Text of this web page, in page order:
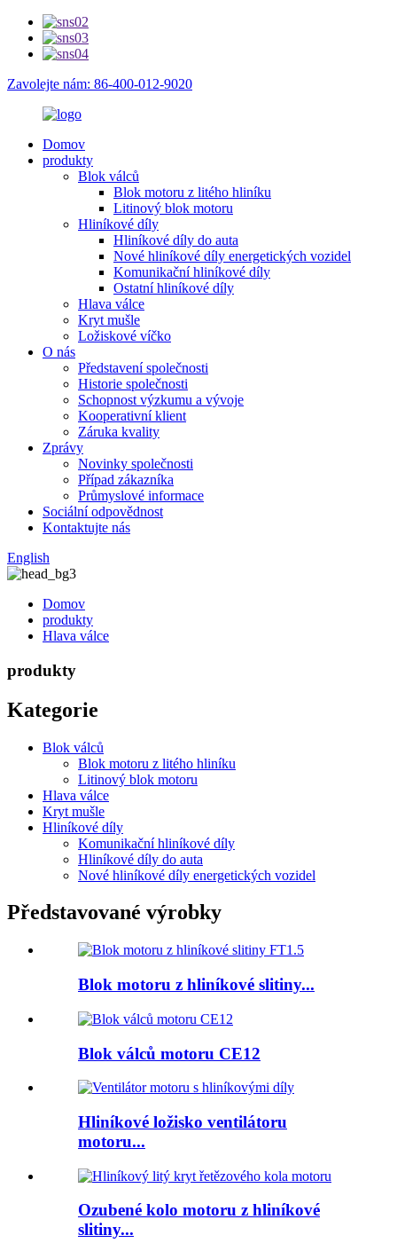
Zavolejte nám: 86-400-012-9020
Domov
produkty
Blok válců
Blok motoru z litého hliníku
Litinový blok motoru
Hliníkové díly
Hliníkové díly do auta
Nové hliníkové díly energetických vozidel
Komunikační hliníkové díly
Ostatní hliníkové díly
Hlava válce
Kryt mušle
Ložiskové víčko
O nás
Představení společnosti
Historie společnosti
Schopnost výzkumu a vývoje
Kooperativní klient
Záruka kvality
Zprávy
Novinky společnosti
Případ zákazníka
Průmyslové informace
Sociální odpovědnost
Kontaktujte nás
English
Domov
produkty
Hlava válce
produkty
Kategorie
Blok válců
Blok motoru z litého hliníku
Litinový blok motoru
Hlava válce
Kryt mušle
Hliníkové díly
Komunikační hliníkové díly
Hliníkové díly do auta
Nové hliníkové díly energetických vozidel
Představované výrobky
Blok motoru z hliníkové slitiny...
Blok válců motoru CE12
Hliníkové ložisko ventilátoru
motoru...
Ozubené kolo motoru z hliníkové
slitiny...